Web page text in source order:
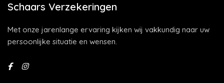
Schaars Verzekeringen
Met onze jarenlange ervaring kijken wij vakkundig naar uw
persoonlijke situatie en wensen.